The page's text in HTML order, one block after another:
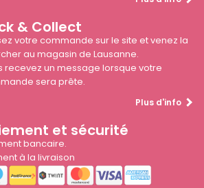
& Collect
votre commande sur le site et venez la
au magasin de Lausanne.
recevez un message lorsque votre
sera prête.
Plus d'info
et sécurité
bancaire.
à la livraison